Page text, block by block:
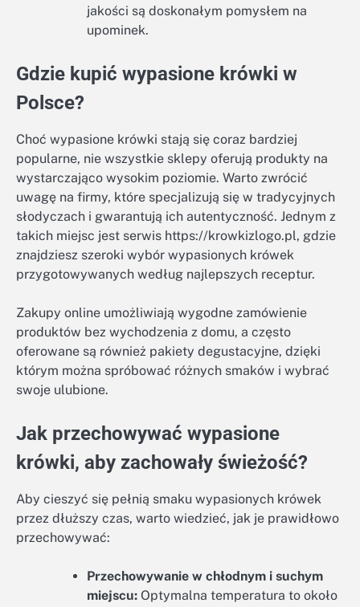
jakości są doskonałym pomysłem na
upominek.
Gdzie kupić wypasione krówki w
Polsce?
Choć wypasione krówki stają się coraz bardziej
popularne, nie wszystkie sklepy oferują produkty na
wystarczająco wysokim poziomie. Warto zwrócić
uwagę na firmy, które specjalizują się w tradycyjnych
słodyczach i gwarantują ich autentyczność. Jednym z
takich miejsc jest serwis https://krowkizlogo.pl, gdzie
znajdziesz szeroki wybór wypasionych krówek
przygotowywanych według najlepszych receptur.
Zakupy online umożliwiają wygodne zamówienie
produktów bez wychodzenia z domu, a często
oferowane są również pakiety degustacyjne, dzięki
którym można spróbować różnych smaków i wybrać
swoje ulubione.
Jak przechowywać wypasione
krówki, aby zachowały świeżość?
Aby cieszyć się pełnią smaku wypasionych krówek
przez dłuższy czas, warto wiedzieć, jak je prawidłowo
przechowywać:
Przechowywanie w chłodnym i suchym
miejscu: Optymalna temperatura to około